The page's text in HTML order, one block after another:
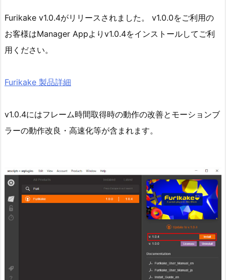
Furikake v1.0.4がリリースされました。 v1.0.0をご利用の
お客様はManager Appよりv1.0.4をインストールしてご利
用ください。
Furikake 製品詳細
v1.0.4にはフレーム時間取得時の動作の改善とモーションブ
ラーの動作改良・高速化等が含まれます。